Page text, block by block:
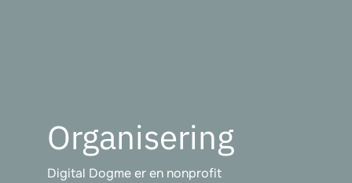
Organisering
Digital Dogme er en nonprofit